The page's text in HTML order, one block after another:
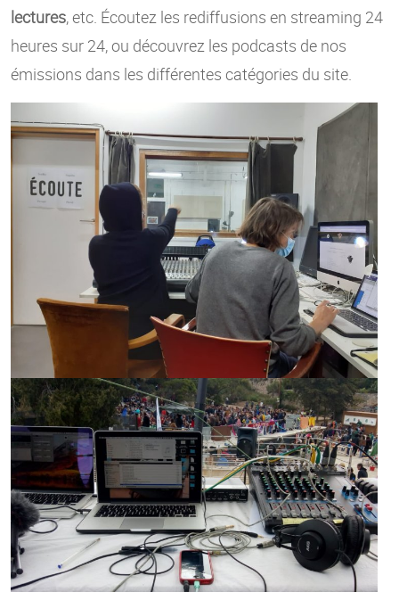
lectures, etc. Écoutez les rediffusions en streaming 24
heures sur 24, ou découvrez les podcasts de nos
émissions dans les différentes catégories du site.